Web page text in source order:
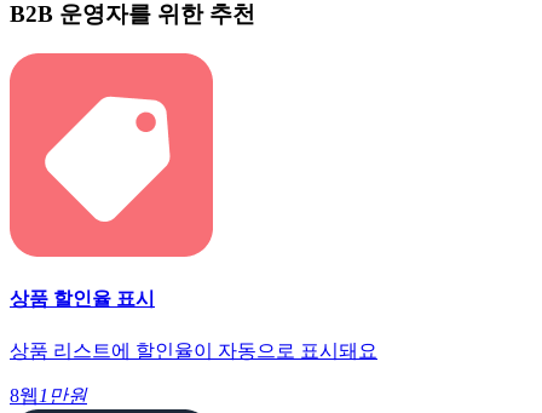
B2B 운영자를 위한 추천
상품 할인율 표시
상품 리스트에 할인율이 자동으로 표시돼요
8웹 1만원